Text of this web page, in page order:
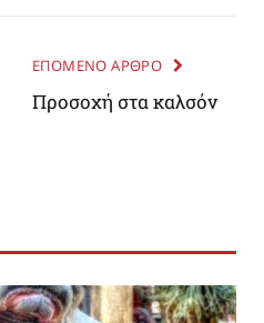
ΕΠΟΜΕΝΟ ΑΡΘΡΟ
Προσοχή στα καλσόν